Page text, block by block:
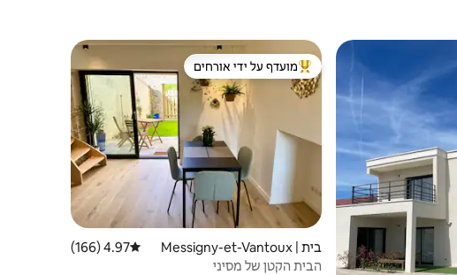
מוביל בקרב נכסים מועדפים על ידי אורחים
מועדף על ידי אורחים
בית | Messigny-et-Vantoux דירוג ממוצע של 4.97 מתוך 5, 166 ביקורות
4.97 (166)
הבית הקטן של מסיני